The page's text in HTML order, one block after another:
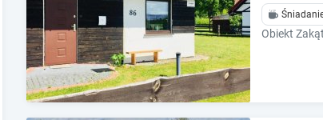
t
e
.
t
e